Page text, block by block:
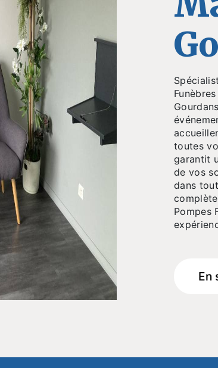
toutes
garantit
de vos
dans
Pompes
En